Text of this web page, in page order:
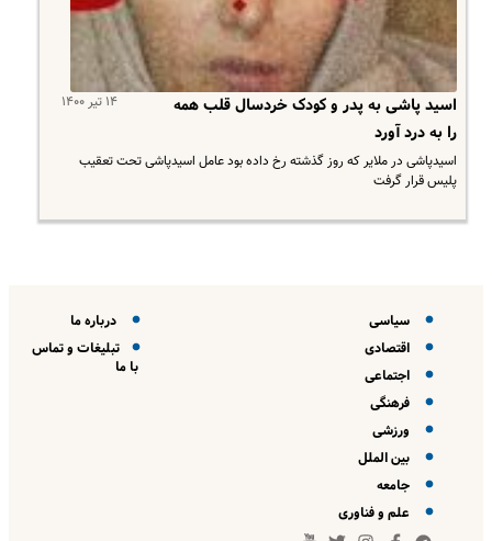
۱۴ تیر ۱۴۰۰
اسید پاشی به پدر و کودک خردسال قلب همه
را به درد آورد
اسیدپاشی در ملایر که روز گذشته رخ داده بود عامل اسیدپاشی تحت تعقیب
پلیس قرار گرفت
سیاسی
اقتصادی
اجتماعی
فرهنگی
ورزشی
بین الملل
جامعه
علم و فناوری
درباره ما
تبلیغات و تماس
با ما